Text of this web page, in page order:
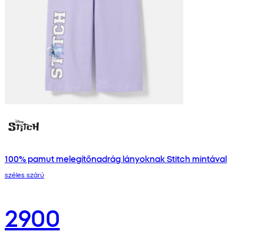
100% pamut melegítőnadrág lányoknak Stitch mintával
széles szárú
2900